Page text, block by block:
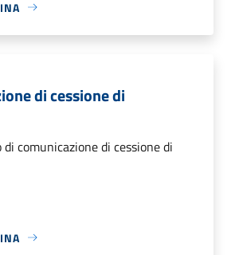
di cessione di
comunicazione di cessione di